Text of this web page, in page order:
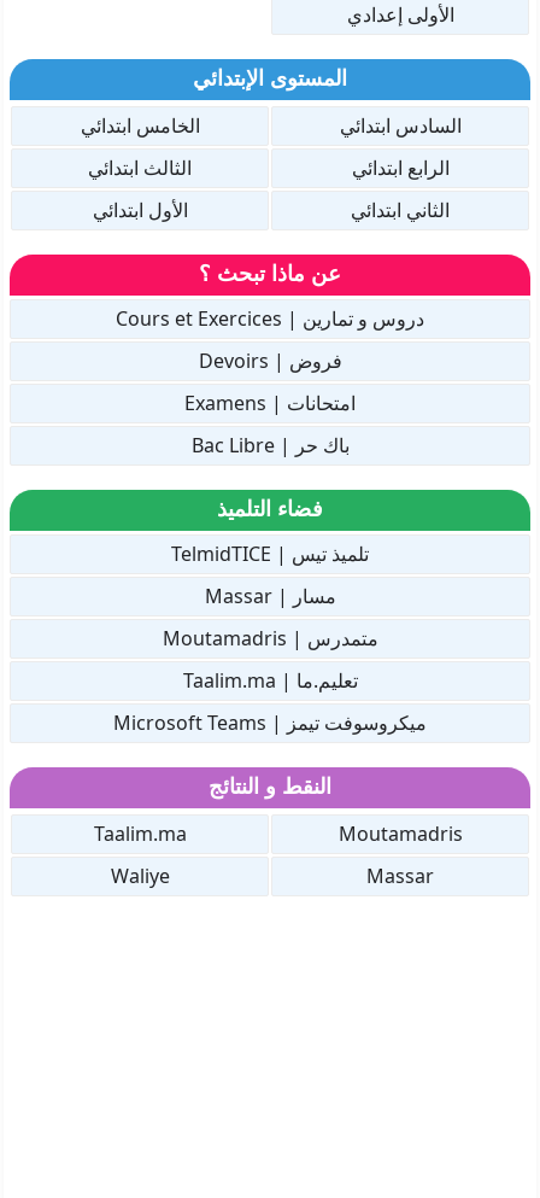
الأولى إعدادي
المستوى الإبتدائي
السادس ابتدائي
الخامس ابتدائي
الرابع ابتدائي
الثالث ابتدائي
الثاني ابتدائي
الأول ابتدائي
عن ماذا تبحث ؟
دروس و تمارين | Cours et Exercices
فروض | Devoirs
امتحانات | Examens
باك حر | Bac Libre
فضاء التلميذ
تلميذ تيس | TelmidTICE
مسار | Massar
متمدرس | Moutamadris
تعليم.ما | Taalim.ma
ميكروسوفت تيمز | Microsoft Teams
النقط و النتائج
Moutamadris
Taalim.ma
Massar
Waliye